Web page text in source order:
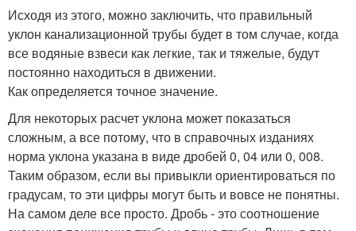
Исходя из этого, можно заключить, что правильный
уклон канализационной трубы будет в том случае, когда
все водяные взвеси как легкие, так и тяжелые, будут
постоянно находиться в движении.
Как определяется точное значение.
Для некоторых расчет уклона может показаться
сложным, а все потому, что в справочных изданиях
норма уклона указана в виде дробей 0, 04 или 0, 008.
Таким образом, если вы привыкли ориентироваться по
градусам, то эти цифры могут быть и вовсе не понятны.
На самом деле все просто. Дробь - это соотношение